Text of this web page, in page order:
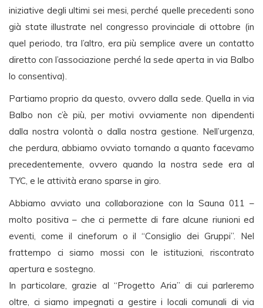
iniziative degli ultimi sei mesi, perché quelle precedenti sono
già state illustrate nel congresso provinciale di ottobre (in
quel periodo, tra l’altro, era più semplice avere un contatto
diretto con l’associazione perché la sede aperta in via Balbo
lo consentiva).
Partiamo proprio da questo, ovvero dalla sede. Quella in via
Balbo non c’è più, per motivi ovviamente non dipendenti
dalla nostra volontà o dalla nostra gestione. Nell’urgenza,
che perdura, abbiamo ovviato tornando a quanto facevamo
precedentemente, ovvero quando la nostra sede era al
TYC, e le attività erano sparse in giro.
Abbiamo avviato una collaborazione con la Sauna 011 –
molto positiva – che ci permette di fare alcune riunioni ed
eventi, come il cineforum o il “Consiglio dei Gruppi”. Nel
frattempo ci siamo mossi con le istituzioni, riscontrato
apertura e sostegno.
In particolare, grazie al “Progetto Aria” di cui parleremo
oltre, ci siamo impegnati a gestire i locali comunali di via